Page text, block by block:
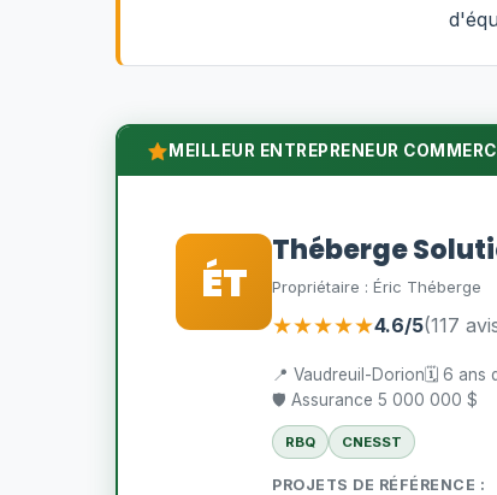
MEILLEUR ENTREPRENEUR
ÉT
Théberge
Propriétaire : Éric Théberge
★★★★★4.6/5(117
📍 Vaudreuil-Dorion🗓️ 6 ans
🛡️ Assurance 5 000 000 $
RBQ CNESST
PROJETS DE RÉFÉRENCE :